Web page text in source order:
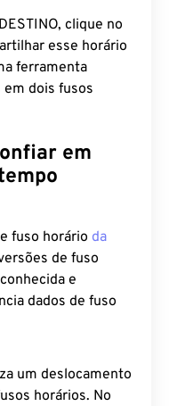
clique no
esse horário
ferramenta
dois fusos
em
fuso horário da
de fuso
e
dados de fuso
um deslocamento
horários. No